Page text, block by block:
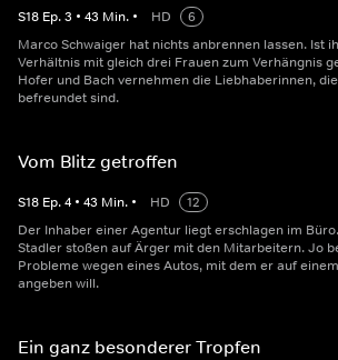
S18 Ep.3 • 43 Min. • HD
6
Marco Schwaiger hat nichts anbrennen lassen. Ist
Verhältnis mit gleich drei Frauen zum Verhängnis
Hofer und Bach vernehmen die Liebhaberinnen,
befreundet sind.
Vom Blitz getroffen
S18 Ep.4 • 43 Min. • HD
12
Der Inhaber einer Agentur liegt erschlagen im
Stadler stoßen auf Ärger mit den Mitarbeitern. Jo
Probleme wegen eines Autos, mit dem er auf
angeben will.
Ein ganz besonderer Tropfen